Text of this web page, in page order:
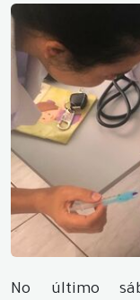
No último